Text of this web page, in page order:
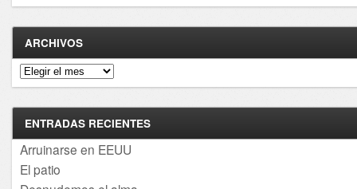
ARCHIVOS
Archivos
ENTRADAS RECIENTES
Arruinarse en EEUU
El patio